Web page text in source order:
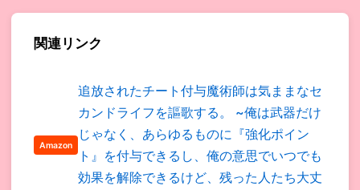
関連リンク
Amazon
追放されたチート付与魔術師は気ままなセ
カンドライフを謳歌する。 ~俺は武器だけ
じゃなく、あらゆるものに『強化ポイン
ト』を付与できるし、俺の意思でいつでも
効果を解除できるけど、残った人たち大丈